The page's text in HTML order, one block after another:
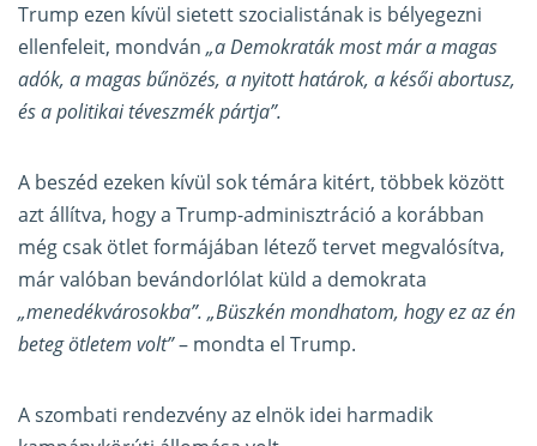
Trump ezen kívül sietett szocialistának is bélyegezni
ellenfeleit, mondván „a Demokraták most már a magas
adók, a magas bűnözés, a nyitott határok, a késői abortusz,
és a politikai téveszmék pártja”.
A beszéd ezeken kívül sok témára kitért, többek között
azt állítva, hogy a Trump-adminisztráció a korábban
még csak ötlet formájában létező tervet megvalósítva,
már valóban bevándorlólat küld a demokrata
„menedékvárosokba”. „Büszkén mondhatom, hogy ez az én
beteg ötletem volt”– mondta el Trump.
A szombati rendezvény az elnök idei harmadik